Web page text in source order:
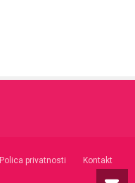
Polica privatnosti Kontakt